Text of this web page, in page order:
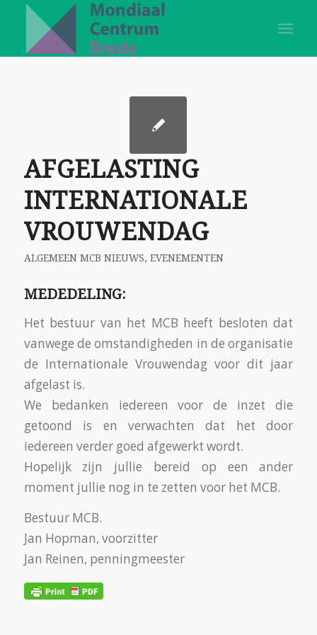
AFGELASTING
INTERNATIONALE
VROUWENDAG
ALGEMEEN MCB NIEUWS, EVENEMENTEN
MEDEDELING:
Het bestuur van het MCB heeft besloten dat
vanwege de omstandigheden in de organisatie
de Internationale Vrouwendag voor dit jaar
afgelast is.
We bedanken iedereen voor de inzet die
getoond is en verwachten dat het door
iedereen verder goed afgewerkt wordt.
Hopelijk zijn jullie bereid op een ander
moment jullie nog in te zetten voor het MCB.
Bestuur MCB.
Jan Hopman, voorzitter
Jan Reinen, penningmeester